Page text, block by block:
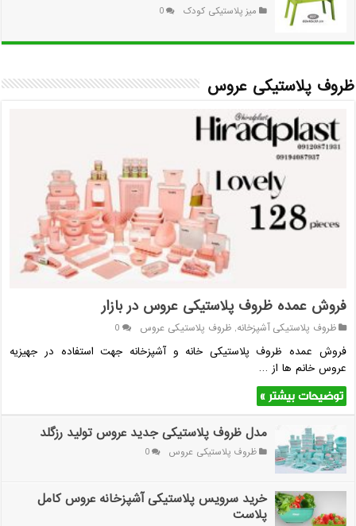
میز پلاستیکی کودک 0
ظروف پلاستیکی عروس
فروش عمده ظروف پلاستیکی عروس در بازار
ظروف پلاستیکی آشپزخانه,ظروف پلاستیکی عروس 0
فروش عمده ظروف پلاستیکی خانه و آشپزخانه جهت استفاده در جهیزیه
عروس خانم ها از …
توضیحات بیشتر »
مدل ظروف پلاستیکی جدید عروس تولید رزگلد
ظروف پلاستیکی عروس 0
خرید سرویس پلاستیکی آشپزخانه عروس کامل
پلاست